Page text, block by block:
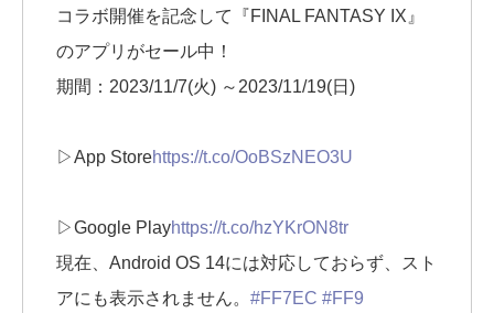
コラボ開催を記念して『FINAL FANTASY IX』
のアプリがセール中！
期間：2023/11/7(火) ～2023/11/19(日)
▷App Storehttps://t.co/OoBSzNEO3U
▷Google Playhttps://t.co/hzYKrON8tr
現在、Android OS 14には対応しておらず、スト
アにも表示されません。 #FF7EC #FF9